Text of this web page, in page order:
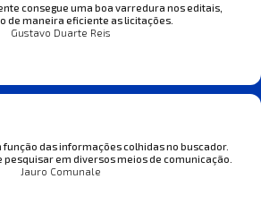
consegue uma boa varredura nos editais,
de maneira eficiente as licitações.
Gustavo Duarte Reis
função das informações colhidas no buscador.
pesquisar em diversos meios de comunicação.
Jauro Comunale